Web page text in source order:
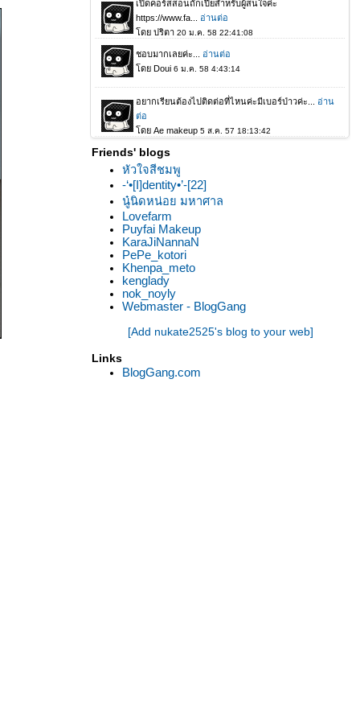
Friends' blogs
หัวใจสีชมพู
-‘•[I]dentity•’-[22]
นู๋นิดหน่อย มหาศาล
Lovefarm
Puyfai Makeup
KaraJiNannaN
PePe_kotori
Khenpa_meto
kenglady
nok_noyly
Webmaster - BlogGang
[Add nukate2525's blog to your web]
Links
BlogGang.com